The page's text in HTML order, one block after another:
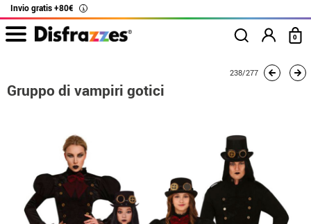
Invio gratis +80€ i
0
Gruppo di vampiri gotici
238/277
Gruppo di vampiri gotici